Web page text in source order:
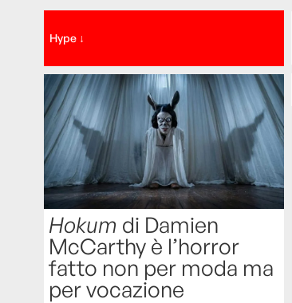
Hype ↓
Hokum di Damien
McCarthy è l’horror
fatto non per moda ma
per vocazione